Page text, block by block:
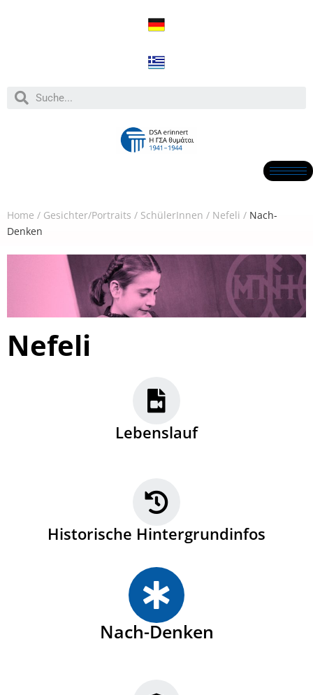
Home / Gesichter/Portraits / SchülerInnen / Nefeli / Nach-
Denken
Nefeli
Lebenslauf
Historische Hintergrundinfos
Nach-Denken